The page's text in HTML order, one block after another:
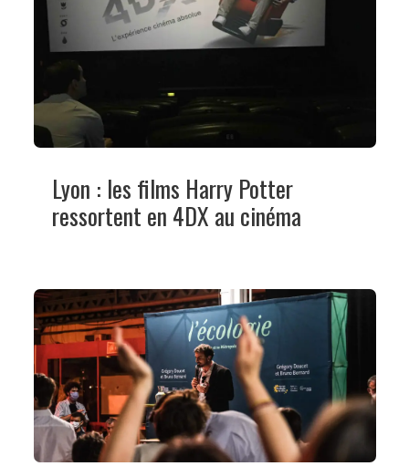
Lyon : les films Harry Potter
ressortent en 4DX au cinéma